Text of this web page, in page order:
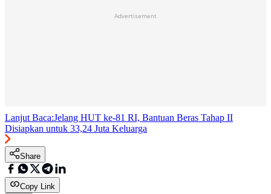
Advertisement
Lanjut Baca:Jelang HUT ke-81 RI, Bantuan Beras Tahap II
Disiapkan untuk 33,24 Juta Keluarga
Share
Copy Link